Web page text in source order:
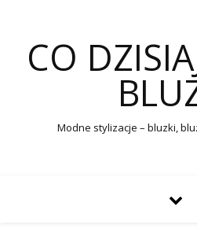
CO
Modne stylizacje – bluzki,